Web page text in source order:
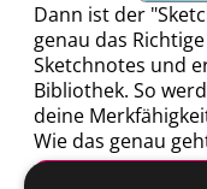
Dann ist der
genau das
Sketchnotes und
Bibliothek. So
deine
Wie das genau